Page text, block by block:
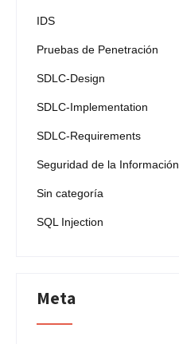
IDS
Pruebas de Penetración
SDLC-Design
SDLC-Implementation
SDLC-Requirements
Seguridad de la Información
Sin categoría
SQL Injection
Meta